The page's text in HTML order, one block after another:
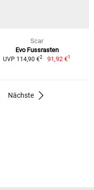
Scar
Evo Fussrasten
UVP 114,90 €2 91,92 €1
Nächste